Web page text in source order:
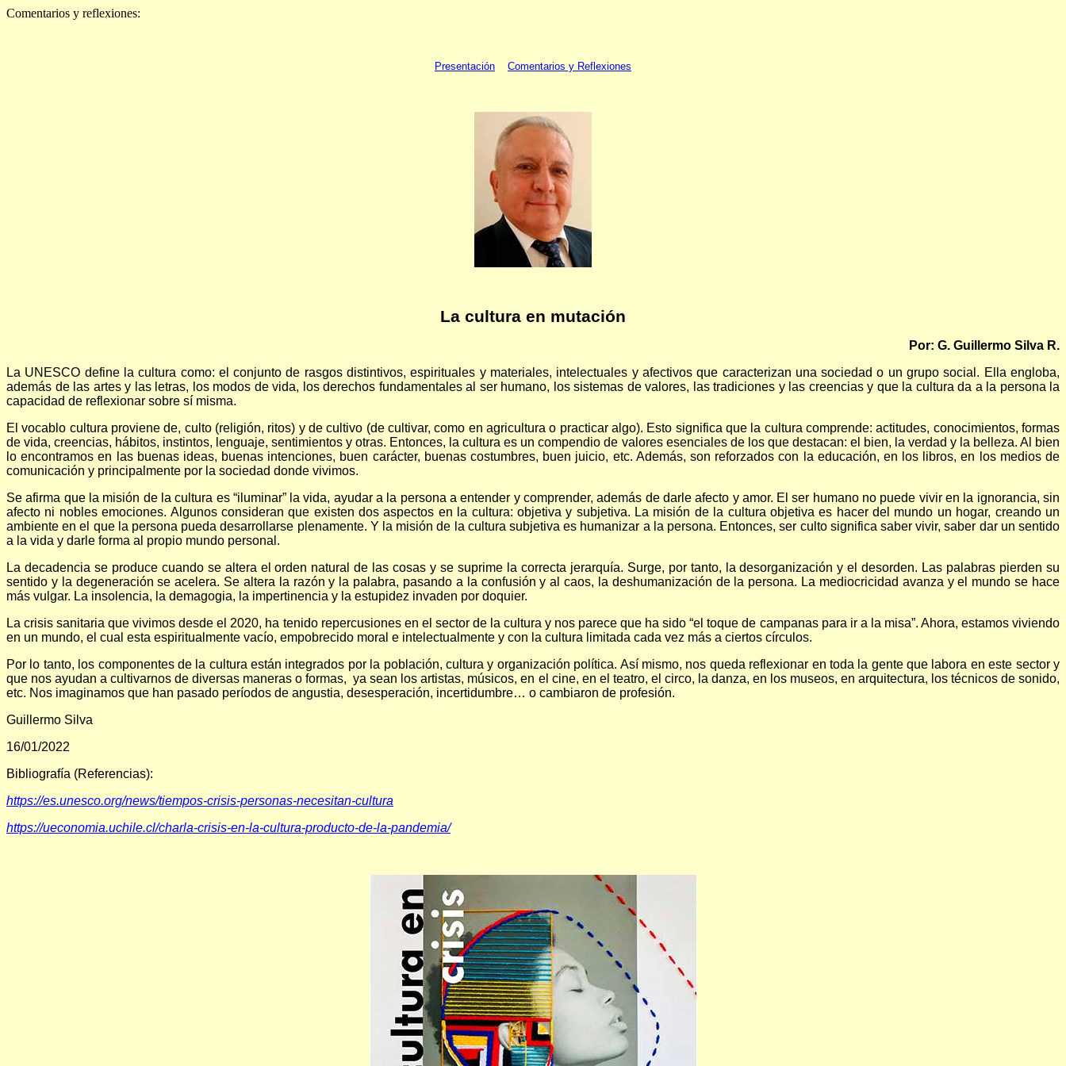
Comentarios y reflexiones:
Presentación Comentarios y Reflexiones
La cultura en mutación
Por: G. Guillermo Silva R.
La UNESCO define la cultura como: el conjunto de rasgos distintivos, espirituales y materiales, intelectuales y afectivos que caracterizan una sociedad o un grupo social. Ella engloba,
además de las artes y las letras, los modos de vida, los derechos fundamentales al ser humano, los sistemas de valores, las tradiciones y las creencias y que la cultura da a la persona la
capacidad de reflexionar sobre sí misma.
El vocablo cultura proviene de, culto (religión, ritos) y de cultivo (de cultivar, como en agricultura o practicar algo). Esto significa que la cultura comprende: actitudes, conocimientos, formas
de vida, creencias, hábitos, instintos, lenguaje, sentimientos y otras. Entonces, la cultura es un compendio de valores esenciales de los que destacan: el bien, la verdad y la belleza. Al bien
lo encontramos en las buenas ideas, buenas intenciones, buen carácter, buenas costumbres, buen juicio, etc. Además, son reforzados con la educación, en los libros, en los medios de
comunicación y principalmente por la sociedad donde vivimos.
Se afirma que la misión de la cultura es “iluminar” la vida, ayudar a la persona a entender y comprender, además de darle afecto y amor. El ser humano no puede vivir en la ignorancia, sin
afecto ni nobles emociones. Algunos consideran que existen dos aspectos en la cultura: objetiva y subjetiva. La misión de la cultura objetiva es hacer del mundo un hogar, creando un
ambiente en el que la persona pueda desarrollarse plenamente. Y la misión de la cultura subjetiva es humanizar a la persona. Entonces, ser culto significa saber vivir, saber dar un sentido
a la vida y darle forma al propio mundo personal.
La decadencia se produce cuando se altera el orden natural de las cosas y se suprime la correcta jerarquía. Surge, por tanto, la desorganización y el desorden. Las palabras pierden su
sentido y la degeneración se acelera. Se altera la razón y la palabra, pasando a la confusión y al caos, la deshumanización de la persona. La mediocricidad avanza y el mundo se hace
más vulgar. La insolencia, la demagogia, la impertinencia y la estupidez invaden por doquier.
La crisis sanitaria que vivimos desde el 2020, ha tenido repercusiones en el sector de la cultura y nos parece que ha sido “el toque de campanas para ir a la misa”. Ahora, estamos viviendo
en un mundo, el cual esta espiritualmente vacío, empobrecido moral e intelectualmente y con la cultura limitada cada vez más a ciertos círculos.
Por lo tanto, los componentes de la cultura están integrados por la población, cultura y organización política. Así mismo, nos queda reflexionar en toda la gente que labora en este sector y
que nos ayudan a cultivarnos de diversas maneras o formas, ya sean los artistas, músicos, en el cine, en el teatro, el circo, la danza, en los museos, en arquitectura, los técnicos de sonido,
etc. Nos imaginamos que han pasado períodos de angustia, desesperación, incertidumbre… o cambiaron de profesión.
Guillermo Silva
16/01/2022
Bibliografía (Referencias):
https://es.unesco.org/news/tiempos-crisis-personas-necesitan-cultura
https://ueconomia.uchile.cl/charla-crisis-en-la-cultura-producto-de-la-pandemia/